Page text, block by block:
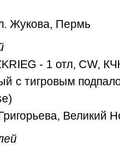
Жукова, Пермь
- 1 отл, CW,
с тигровым
Великий